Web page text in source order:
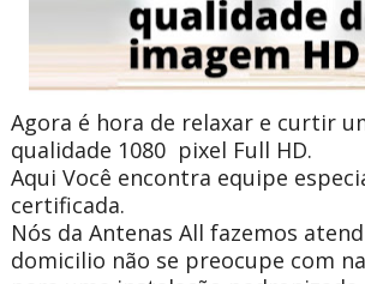
Agora é hora de relaxar e curtir
qualidade 1080 pixel Full HD.
Aqui Você encontra equipe
certificada.
Nós da Antenas All fazemos
domicilio não se preocupe com